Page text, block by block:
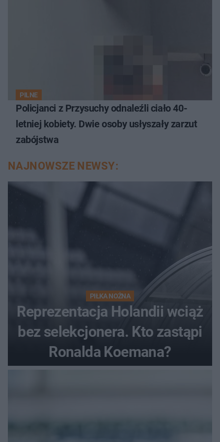
PILNE
Policjanci z Przysuchy odnaleźli ciało 40-
letniej kobiety. Dwie osoby usłyszały zarzut
zabójstwa
NAJNOWSZE NEWSY:
PIŁKA NOŻNA
Reprezentacja Holandii wciąż
bez selekcjonera. Kto zastąpi
Ronalda Koemana?